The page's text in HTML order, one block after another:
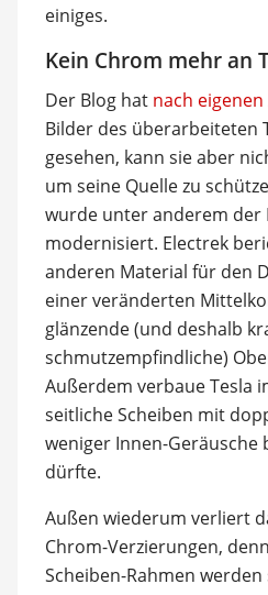
einiges.
Kein Chrom mehr an
Der Blog hat nach
Bilder des überarbeiteten
gesehen, kann sie aber
um seine Quelle zu
wurde unter anderem der
modernisiert. Electrek
anderen Material für den
einer veränderten
glänzende (und deshalb
schmutzempfindliche)
Außerdem verbaue Tesla
seitliche Scheiben mit
weniger Innen-Geräusche
dürfte.
Außen wiederum verliert
Chrom-Verzierungen,
Scheiben-Rahmen